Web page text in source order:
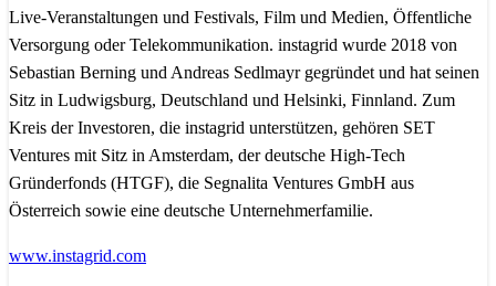
Live-Veranstaltungen und Festivals, Film und Medien, Öffentliche
Versorgung oder Telekommunikation. instagrid wurde 2018 von
Sebastian Berning und Andreas Sedlmayr gegründet und hat seinen
Sitz in Ludwigsburg, Deutschland und Helsinki, Finnland. Zum
Kreis der Investoren, die instagrid unterstützen, gehören SET
Ventures mit Sitz in Amsterdam, der deutsche High-Tech
Gründerfonds (HTGF), die Segnalita Ventures GmbH aus
Österreich sowie eine deutsche Unternehmerfamilie.
www.instagrid.com